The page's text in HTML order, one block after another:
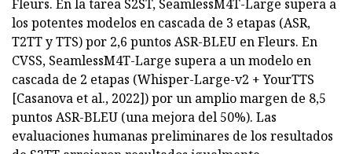
Fleurs. En la tarea S2ST, SeamlessM4T-Large supera a
los potentes modelos en cascada de 3 etapas (ASR,
T2TT y TTS) por 2,6 puntos ASR-BLEU en Fleurs. En
CVSS, SeamlessM4T-Large supera a un modelo en
cascada de 2 etapas (Whisper-Large-v2 + YourTTS
[Casanova et al., 2022]) por un amplio margen de 8,5
puntos ASR-BLEU (una mejora del 50%). Las
evaluaciones humanas preliminares de los resultados